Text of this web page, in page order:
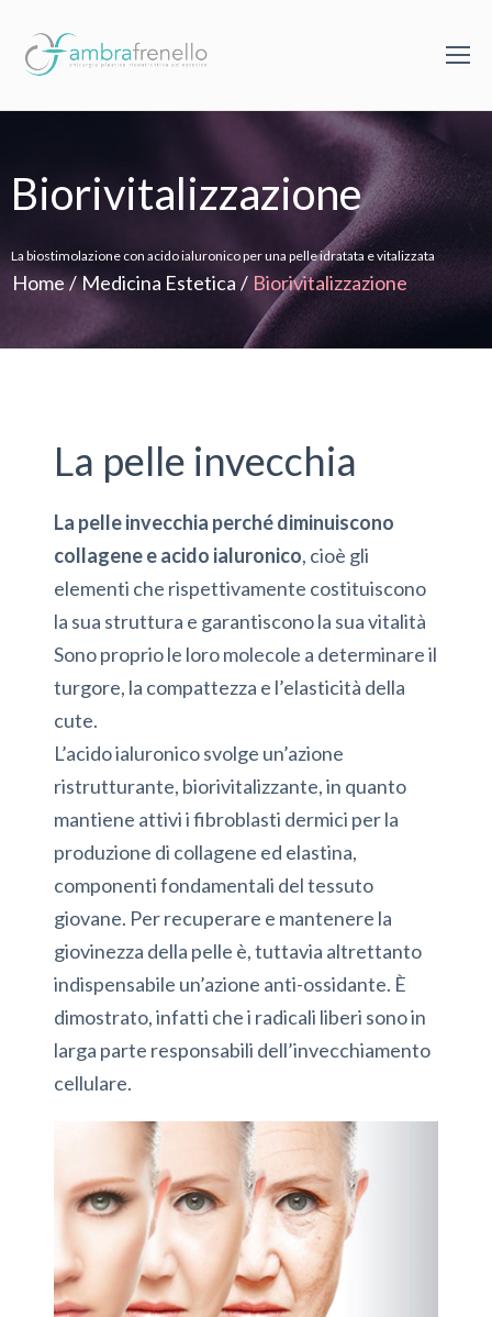
Biorivitalizzazione
La biostimolazione con acido ialuronico per una pelle idratata e vitalizzata
Home/Medicina Estetica / Biorivitalizzazione
La pelle invecchia
La pelle invecchia perché diminuiscono
collagene e acido ialuronico, cioè gli
elementi che rispettivamente costituiscono
la sua struttura e garantiscono la sua vitalità
Sono proprio le loro molecole a determinare il
turgore, la compattezza e l’elasticità della
cute.
L’acido ialuronico svolge un’azione
ristrutturante, biorivitalizzante, in quanto
mantiene attivi i fibroblasti dermici per la
produzione di collagene ed elastina,
componenti fondamentali del tessuto
giovane. Per recuperare e mantenere la
giovinezza della pelle è, tuttavia altrettanto
indispensabile un’azione anti-ossidante. È
dimostrato, infatti che i radicali liberi sono in
larga parte responsabili dell’invecchiamento
cellulare.